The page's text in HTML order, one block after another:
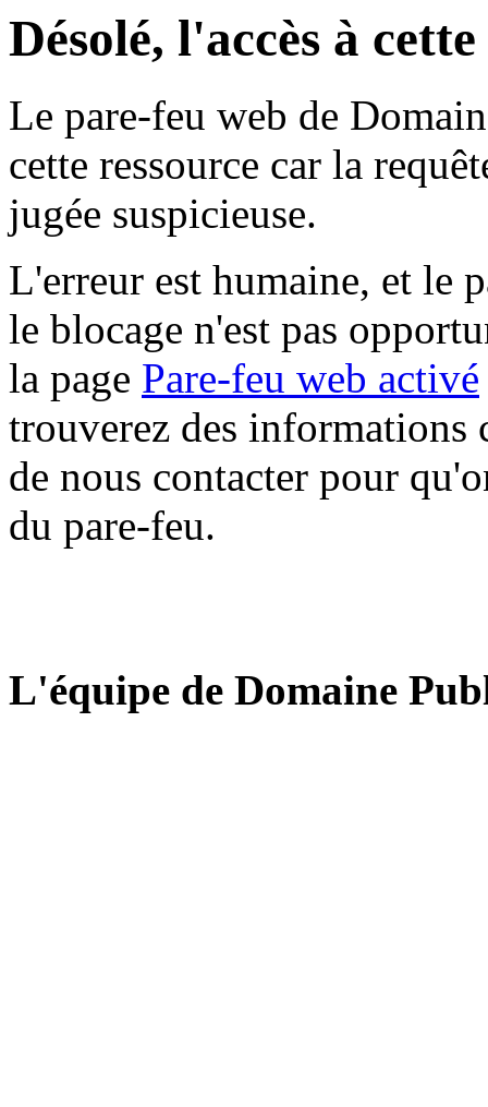
Désolé, l'accès à
Le pare-feu web de
cette ressource car la
jugée suspicieuse.
L'erreur est humaine, et le
le blocage n'est pas
la page Pare-feu web activé
trouverez des informations
de nous contacter pour
du pare-feu.
L'équipe de Domaine